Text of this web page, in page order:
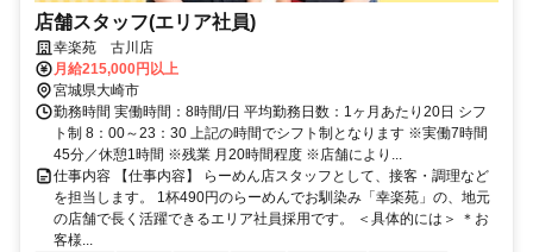
店舗スタッフ(エリア社員)
幸楽苑 古川店
月給215,000円以上
宮城県大崎市
勤務時間 実働時間：8時間/日 平均勤務日数：1ヶ月あたり20日 シフ
ト制 8：00～23：30 上記の時間でシフト制となります ※実働7時間
45分／休憩1時間 ※残業 月20時間程度 ※店舗により...
仕事内容 【仕事内容】 らーめん店スタッフとして、接客・調理など
を担当します。 1杯490円のらーめんでお馴染み「幸楽苑」の、地元
の店舗で長く活躍できるエリア社員採用です。 ＜具体的には＞ ＊お
客様...